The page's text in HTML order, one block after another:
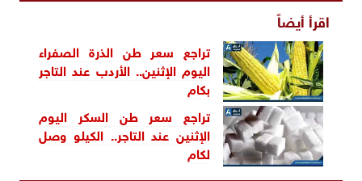
اقرأ أيضاً
تراجع سعر طن الذرة الصفراء
اليوم الإثنين.. الأردب عند التاجر
بكام
تراجع سعر طن السكر اليوم
الإثنين عند التاجر.. الكيلو وصل
لكام